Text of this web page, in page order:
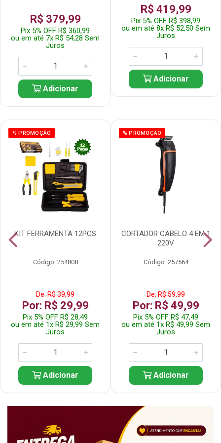
R$ 379,99
Pix 5% OFF R$ 360,99
ou em até 7x R$ 54,28 Sem
Juros
Adicionar
R$ 419,99
Pix 5% OFF R$ 398,99
ou em até 8x R$ 52,50 Sem
Juros
Adicionar
% PROMOÇÃO
KIT FERRAMENTA 12PCS
Código: 254808
De: R$ 39,99
Por: R$ 29,99
Pix 5% OFF R$ 28,49
ou em até 1x R$ 29,99 Sem
Juros
Adicionar
% PROMOÇÃO
CORTADOR CABELO 4 EM 1
220V
Código: 257564
De: R$ 59,99
Por: R$ 49,99
Pix 5% OFF R$ 47,49
ou em até 1x R$ 49,99 Sem
Juros
Adicionar